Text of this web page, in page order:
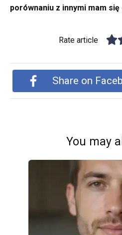
porównaniu z innymi mam
Rate article
Share on
You may